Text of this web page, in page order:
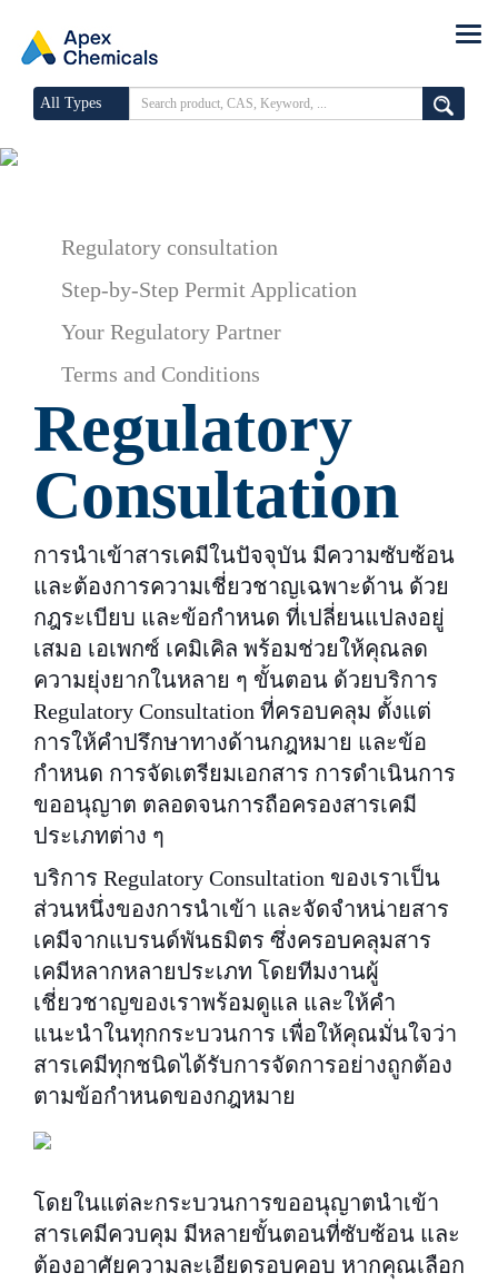
All Types
Regulatory consultation
Step-by-Step Permit Application
Your Regulatory Partner
Terms and Conditions
Regulatory
Consultation
การนำเข้าสารเคมีในปัจจุบัน มีความซับซ้อน
และต้องการความเชี่ยวชาญเฉพาะด้าน ด้วย
กฎระเบียบ และข้อกำหนด ที่เปลี่ยนแปลงอยู่
เสมอ เอเพกซ์ เคมิเคิล พร้อมช่วยให้คุณลด
ความยุ่งยากในหลาย ๆ ขั้นตอน ด้วยบริการ
Regulatory Consultation ที่ครอบคลุม ตั้งแต่
การให้คำปรึกษาทางด้านกฎหมาย และข้อ
กำหนด การจัดเตรียมเอกสาร การดำเนินการ
ขออนุญาต ตลอดจนการถือครองสารเคมี
ประเภทต่าง ๆ
บริการ Regulatory Consultation ของเราเป็น
ส่วนหนึ่งของการนำเข้า และจัดจำหน่ายสาร
เคมีจากแบรนด์พันธมิตร ซึ่งครอบคลุมสาร
เคมีหลากหลายประเภท โดยทีมงานผู้
เชี่ยวชาญของเราพร้อมดูแล และให้คำ
แนะนำในทุกกระบวนการ เพื่อให้คุณมั่นใจว่า
สารเคมีทุกชนิดได้รับการจัดการอย่างถูกต้อง
ตามข้อกำหนดของกฎหมาย
โดยในแต่ละกระบวนการขออนุญาตนำเข้า
สารเคมีควบคุม มีหลายขั้นตอนที่ซับซ้อน และ
ต้องอาศัยความละเอียดรอบคอบ หากคุณเลือก